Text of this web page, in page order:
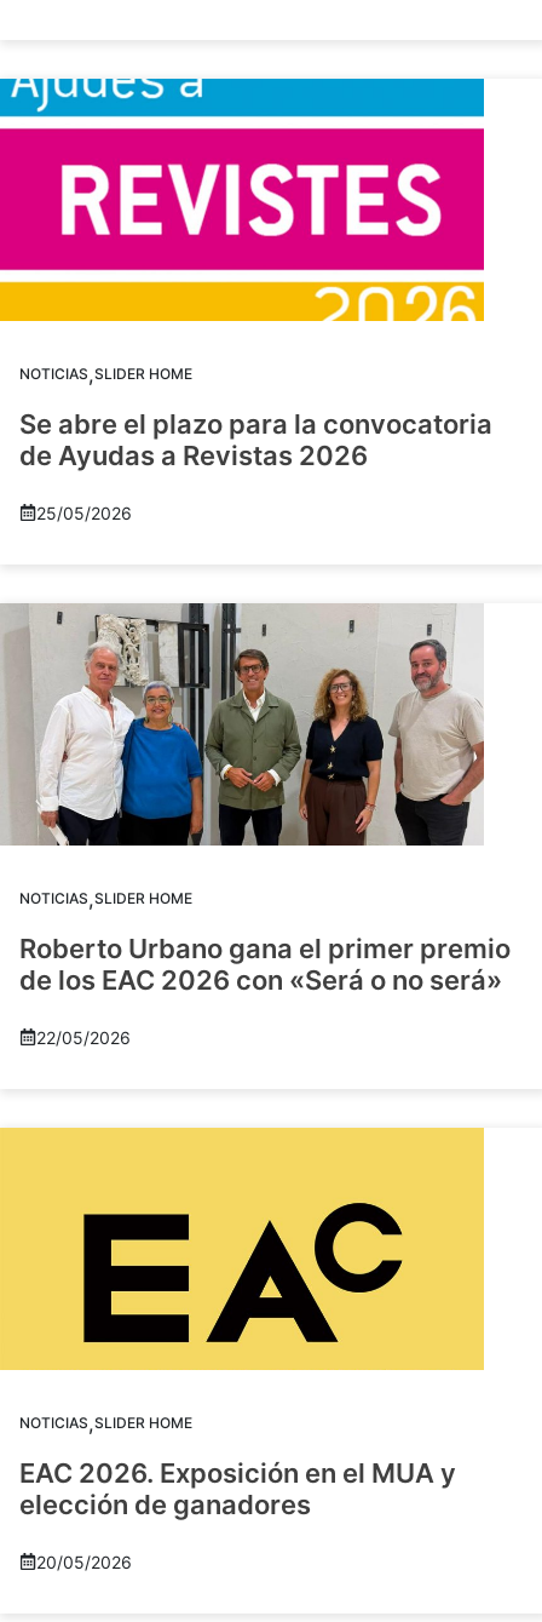
NOTICIAS,SLIDER HOME
Se abre el plazo para la convocatoria
de Ayudas a Revistas 2026
25/05/2026
NOTICIAS,SLIDER HOME
Roberto Urbano gana el primer premio
de los EAC 2026 con «Será o no será»
22/05/2026
NOTICIAS,SLIDER HOME
EAC 2026. Exposición en el MUA y
elección de ganadores
20/05/2026